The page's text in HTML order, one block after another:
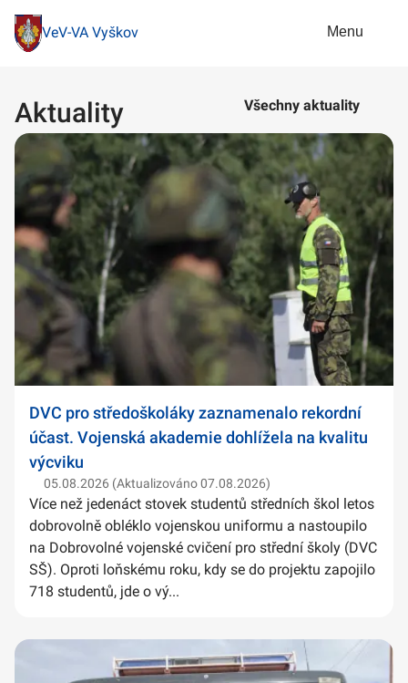
VeV-VA Vyškov Menu
Aktuality Všechny aktuality
DVC pro středoškoláky zaznamenalo rekordní
účast. Vojenská akademie dohlížela na kvalitu
výcviku
05.08.2026 (Aktualizováno 07.08.2026)
Více než jedenáct stovek studentů středních škol letos
dobrovolně obléklo vojenskou uniformu a nastoupilo
na Dobrovolné vojenské cvičení pro střední školy (DVC
SŠ). Oproti loňskému roku, kdy se do projektu zapojilo
718 studentů, jde o vý...